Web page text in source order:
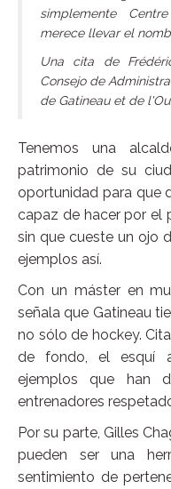
simplemente
merece llevar el
Una cita de
Consejo de
de Gatineau et de
Tenemos una
patrimonio de su
oportunidad para que
capaz de hacer por el
sin que cueste un ojo
ejemplos así.
Con un máster en
señala que Gatineau
no sólo de hockey.
de fondo, el esquí
ejemplos que han
entrenadores
Por su parte, Gilles
pueden ser una
sentimiento de